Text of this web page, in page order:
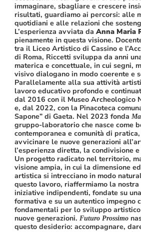
immaginare, sbagliare e crescere
risultati, guardiamo ai percorsi: alle
quotidiani e alle relazioni che
L’esperienza avviata da Anna Maria
pienamente in questa visione.
tra il Liceo Artistico di Cassino e
di Roma, Riccetti sviluppa da anni
materica e concettuale, in cui segni,
visivo dialogano in modo coerente e
Parallelamente alla sua attività
lavoro educativo profondo e
dal 2016 con il Museo Archeologico
e, dal 2022, con la Pinacoteca
Sapone” di Gaeta. Nel 2023 fonda
gruppo-laboratorio che nasce come
contemporanea e comunità di
avvicinare le nuove generazioni
l’esperienza diretta, la condivisione
Un progetto radicato nel territorio,
visione ampia, in cui la dimensione
artistica si intrecciano in modo
questo lavoro, riaffermiamo la nostra
iniziative indipendenti, fondate su
formativa e su un autentico impegno
fondamentali per lo sviluppo
nuove generazioni. Futuro Prossimo
questo desiderio: accompagnare,